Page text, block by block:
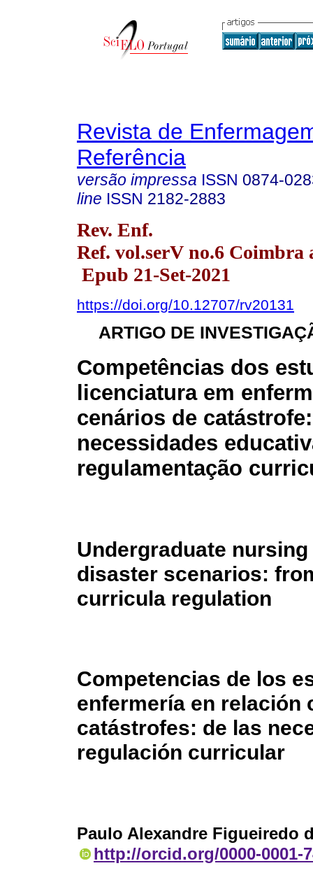
Revista de
Referência
versão impressa ISSN 0874-
line ISSN 2182-2883
Rev. Enf.
Ref. vol.serV no.6 Coimbra
Epub 21-Set-2021
https://doi.org/10.12707/rv20131
ARTIGO DE
Competências dos
licenciatura em
cenários de
necessidades
regulamentação
Undergraduate
disaster scenarios:
curricula regulation
Competencias de los
enfermería en relación
catástrofes: de las
regulación curricular
Paulo Alexandre Figueiredo
http://orcid.org/0000-0001-